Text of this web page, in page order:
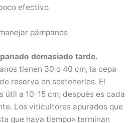
efectivo.
pámpanos
demasiado tarde.
tienen 30 o 40 cm, la cepa
reserva en sostenerlos. El
útil a 10-15 cm; después es cada
Los viticultores apurados que
que haya tiempo» terminan